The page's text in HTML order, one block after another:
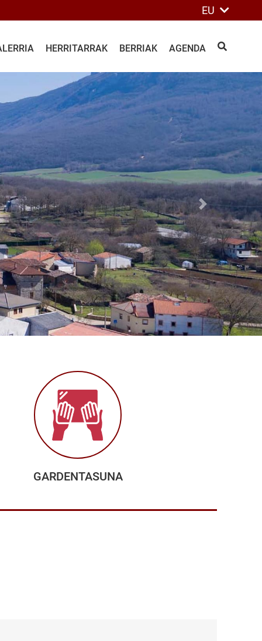
EU
HERRITARRAK BERRIAK AGENDA BILATU
Siguiente
GARDENTASUNA